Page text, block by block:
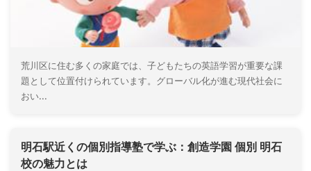
荒川区に住む多くの家庭では、子どもたちの英語学習が重要な課
題として位置付けられています。グローバル化が進む現代社会に
おい...
明石駅近くの個別指導塾で学ぶ：創造学園 個別 明石
校の魅力とは